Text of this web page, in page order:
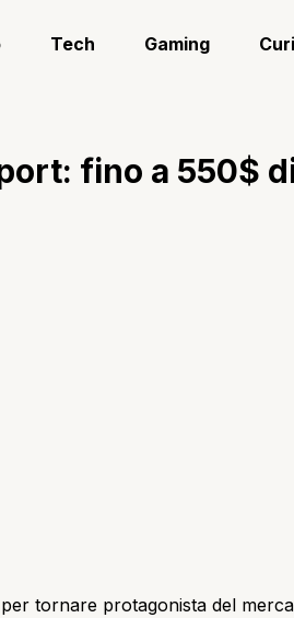
Tech Gaming
fino a 550$
tornare protagonista del